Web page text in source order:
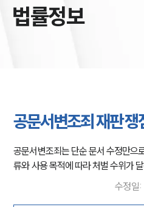
법률정보
공문서변조죄 재판 쟁
공문서변조죄는 단순 문서 수정만으
류와 사용 목적에 따라 처벌 수위가
수정일: